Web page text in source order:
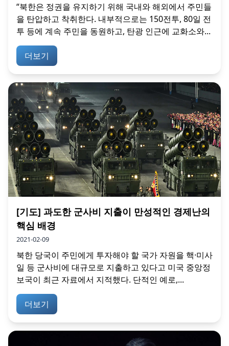
“북한은 정권을 유지하기 위해 국내와 해외에서 주민들
을 탄압하고 착취한다. 내부적으로는 150전투, 80일 전
투 등에 계속 주민을 동원하고, 탄광 인근에 교화소와...
더보기
[기도] 과도한 군사비 지출이 만성적인 경제난의
핵심 배경
2021-02-09
북한 당국이 주민에게 투자해야 할 국가 자원을 핵·미사
일 등 군사비에 대규모로 지출하고 있다고 미국 중앙정
보국이 최근 자료에서 지적했다. 단적인 예로,...
더보기